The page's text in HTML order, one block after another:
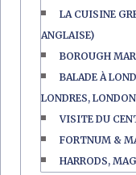
LA CUISINE
ANGLAISE)
BOROUGH
BALADE À
LONDRES,
VISITE DU
FORTNUM &
HARRODS,